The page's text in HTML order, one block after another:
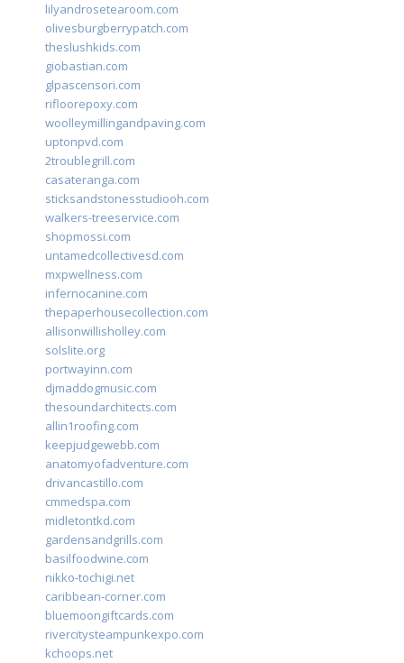
lilyandrosetearoom.com
olivesburgberrypatch.com
theslushkids.com
giobastian.com
glpascensori.com
rifloorepoxy.com
woolleymillingandpaving.com
uptonpvd.com
2troublegrill.com
casateranga.com
sticksandstonesstudiooh.com
walkers-treeservice.com
shopmossi.com
untamedcollectivesd.com
mxpwellness.com
infernocanine.com
thepaperhousecollection.com
allisonwillisholley.com
solslite.org
portwayinn.com
djmaddogmusic.com
thesoundarchitects.com
allin1roofing.com
keepjudgewebb.com
anatomyofadventure.com
drivancastillo.com
cmmedspa.com
midletontkd.com
gardensandgrills.com
basilfoodwine.com
nikko-tochigi.net
caribbean-corner.com
bluemoongiftcards.com
rivercitysteampunkexpo.com
kchoops.net